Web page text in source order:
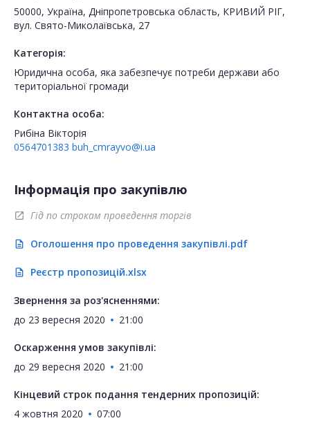
50000, Україна, Дніпропетровська область, КРИВИЙ РІГ,
вул. Свято-Миколаївська, 27
Категорія:
Юридична особа, яка забезпечує потреби держави або
територіальної громади
Контактна особа:
Рибіна Вікторія
0564701383 buh_cmrayvo@i.ua
Інформація про закупівлю
open_in_new Гід по строкам проведення торгів
description Оголошення про проведення закупівлі.pdf
description Реєстр пропозицій.xlsx
Звернення за роз'ясненнями:
до 23 вересня 2020 21:00
Оскарження умов закупівлі:
до 29 вересня 2020 21:00
Кінцевий строк подання тендерних пропозицій:
4 жовтня 2020
07:00